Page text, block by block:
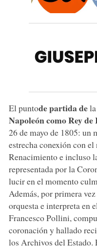
El puntode partida dela
Napoleón como Rey
26 de mayo de 1805: un
estrecha conexión con
Renacimiento e incluso
representada por la
lucir en el momento
Además, por primera
orquesta e interpreta en
Francesco Pollini,
coronación y hallado
los Archivos del Estado.